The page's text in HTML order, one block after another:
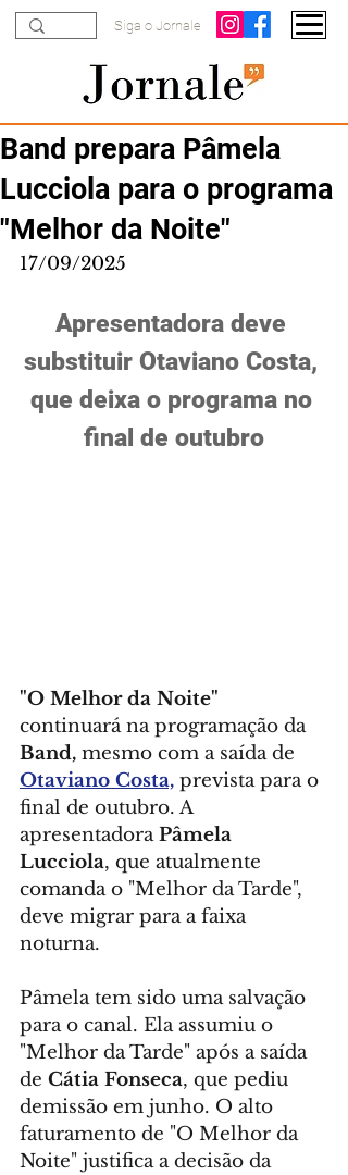
Siga o Jornale
Band prepara Pâmela
Lucciola para o programa
"Melhor da Noite"
17/09/2025
Apresentadora deve
substituir Otaviano Costa,
que deixa o programa no
final de outubro
"O Melhor da Noite"
continuará na programação da
Band, mesmo com a saída de
Otaviano Costa, prevista para o
final de outubro. A
apresentadora Pâmela
Lucciola, que atualmente
comanda o "Melhor da Tarde",
deve migrar para a faixa
noturna.
Pâmela tem sido uma salvação
para o canal. Ela assumiu o
"Melhor da Tarde" após a saída
de Cátia Fonseca, que pediu
demissão em junho. O alto
faturamento de "O Melhor da
Noite" justifica a decisão da